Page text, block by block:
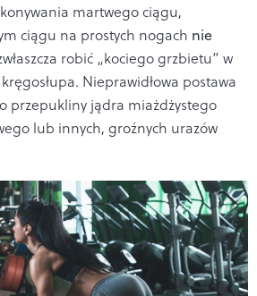
martwego ciągu,
ciągu na prostych nogach nie
robić „kociego grzbietu” w
Nieprawidłowa postawa
przepukliny jądra miażdżystego
lub innych, groźnych urazów